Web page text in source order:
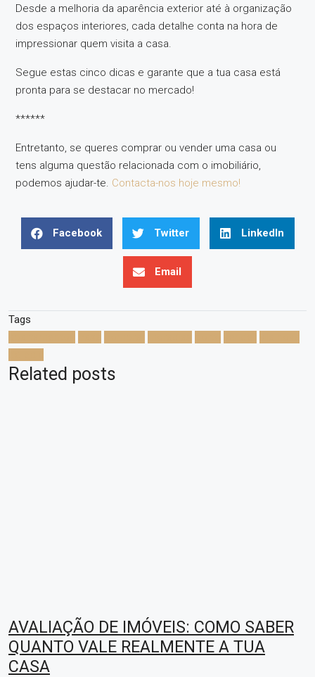
Desde a melhoria da aparência exterior até à organização
dos espaços interiores, cada detalhe conta na hora de
impressionar quem visita a casa.
Segue estas cinco dicas e garante que a tua casa está
pronta para se destacar no mercado!
******
Entretanto, se queres comprar ou vender uma casa ou
tens alguma questão relacionada com o imobiliário,
podemos ajudar-te. Contacta-nos hoje mesmo!
Facebook Twitter LinkedIn
Email
Tags
Related posts
AVALIAÇÃO DE IMÓVEIS: COMO SABER
QUANTO VALE REALMENTE A TUA
CASA